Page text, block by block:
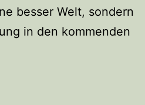
besser Welt, sondern
in den kommenden